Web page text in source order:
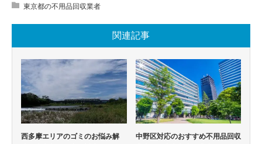
東京都の不用品回収業者
関連記事
西多摩エリアのゴミのお悩み解
中野区対応のおすすめ不用品回収